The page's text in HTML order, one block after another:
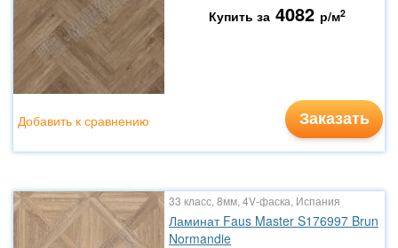
Купить за 4082 р/м2
Заказать
Добавить к сравнению
33 класс, 8мм, 4V-фаска, Испания
Ламинат Faus Master S176997 Brun
Normandie